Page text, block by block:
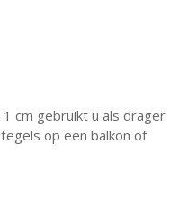
cm gebruikt u als drager
op een balkon of